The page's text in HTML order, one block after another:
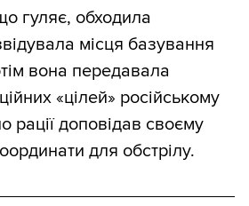
гуляє, обходила
місця базування
вона передавала
«цілей» російському
рації доповідав своєму
для обстрілу.